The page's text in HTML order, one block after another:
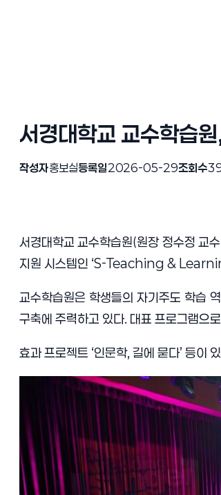
서경대학교 교수학습
작성자홍보실등록일2026-05-29조회수
서경대학교 교수학습원(원장 정수정 교
지원 시스템인 ‘S-Teaching &
교수학습원은 학생들의 자기주도 학습
구축에 주력하고 있다. 대표 프로그램
효과 프로젝트 ‘인문학, 길에 묻다’ 등이